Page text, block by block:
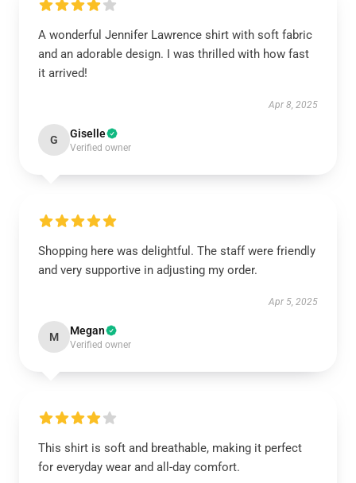
A wonderful Jennifer Lawrence shirt with soft fabric
and an adorable design. I was thrilled with how fast
it arrived!
Apr 8, 2025
G Giselle
Verified owner
Shopping here was delightful. The staff were friendly
and very supportive in adjusting my order.
Apr 5, 2025
M Megan
Verified owner
This shirt is soft and breathable, making it perfect
for everyday wear and all-day comfort.